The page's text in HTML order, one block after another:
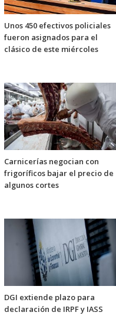
Unos 450 efectivos policiales
fueron asignados para el
clásico de este miércoles
Carnicerías negocian con
frigoríficos bajar el precio de
algunos cortes
DGI extiende plazo para
declaración de IRPF y IASS